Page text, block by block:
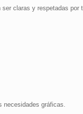
claras y respetadas por
gráficas.